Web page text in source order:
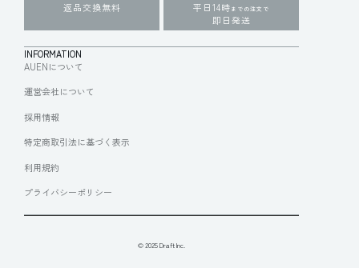
返品交換無料
平日14時 までの注文で
即日発送
INFORMATION
AUENについて
運営会社について
採用情報
特定商取引法に基づく表示
利用規約
プライバシーポリシー
© 2025 Draft Inc.